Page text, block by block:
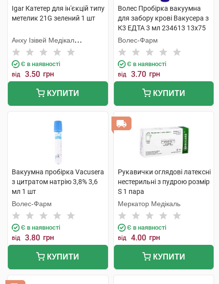
Igar Катетер для ін'єкцій типу
метелик 21G зелений 1 шт
Анху Ізівей Медікал
Сапплайс
Є в наявності
від 3.50 грн
КУПИТИ
Волес Пробірка вакуумна
для забору крові Вакусера з
К3 ЕДТА 3 мл 234613 13х75
мм фіолетовий 1 шт
Волес-Фарм
Є в наявності
від 3.70 грн
КУПИТИ
Вакуумна пробірка Vacusera
з цитратом натрію 3,8% 3,6
мл 1 шт
Волес-Фарм
Є в наявності
від 3.80 грн
КУПИТИ
Рукавички оглядові латексні
нестерильні з пудрою розмір
S 1 пара
Меркатор Медікаль
Є в наявності
від 4.00 грн
КУПИТИ